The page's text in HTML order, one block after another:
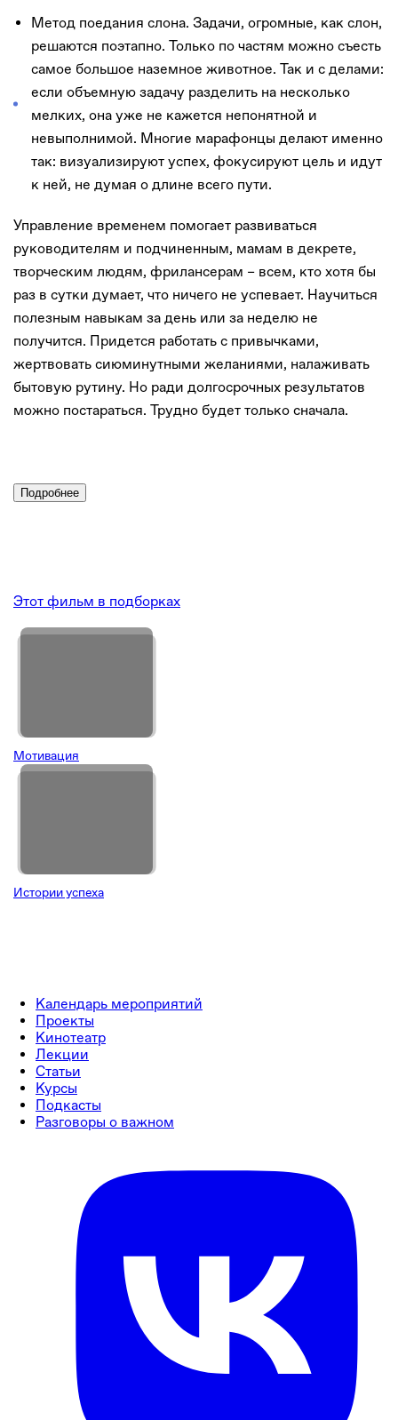
Метод поедания слона. Задачи, огромные, как слон,
решаются поэтапно. Только по частям можно съесть
самое большое наземное животное. Так и с делами:
если объемную задачу разделить на несколько
мелких, она уже не кажется непонятной и
невыполнимой. Многие марафонцы делают именно
так: визуализируют успех, фокусируют цель и идут
к ней, не думая о длине всего пути.
Управление временем помогает развиваться
руководителям и подчиненным, мамам в декрете,
творческим людям, фрилансерам – всем, кто хотя бы
раз в сутки думает, что ничего не успевает. Научиться
полезным навыкам за день или за неделю не
получится. Придется работать с привычками,
жертвовать сиюминутными желаниями, налаживать
бытовую рутину. Но ради долгосрочных результатов
можно постараться. Трудно будет только сначала.
Подробнее
Этот фильм в подборках
Мотивация
Истории успеха
Календарь мероприятий
Проекты
Кинотеатр
Лекции
Статьи
Курсы
Подкасты
Разговоры о важном